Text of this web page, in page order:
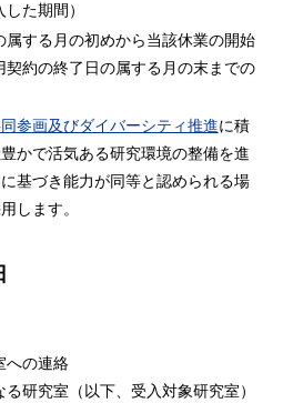
た期間）
属する月の初めから当該休業の開始
契約の終了日の属する月の末までの
参画及びダイバーシティ推進に積
かで活気ある研究環境の整備を進
基づき能力が同等と認められる場
します。
への連絡
研究室（以下、受入対象研究室）